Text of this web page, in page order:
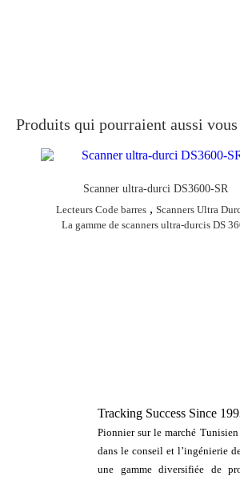
Produits qui pourraient aussi
Scanner ultra-durci DS3600-SR
Lecteurs Code barres ,Scanners Ultra
La gamme de scanners ultra-durcis DS
Tracking Success Since
Pionnier sur le marché
dans le conseil et l’ingénierie
une gamme diversifiée de